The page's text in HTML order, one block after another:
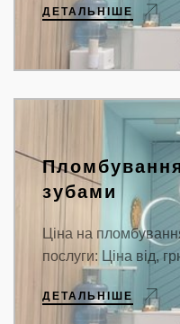
ДЕТАЛЬНІШЕ
зубами
Ціна на
послуги: Ціна від,
ДЕТАЛЬНІШЕ